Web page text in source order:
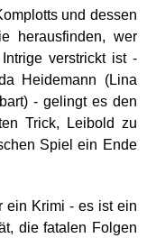
und dessen
herausfinden, wer
verstrickt ist -
Heidemann (Lina
- gelingt es den
Trick, Leibold zu
Spiel ein Ende
ein Krimi - es ist ein
die fatalen Folgen